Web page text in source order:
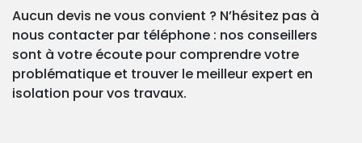
Aucun devis ne vous convient ? N’hésitez pas à
nous contacter par téléphone : nos conseillers
sont à votre écoute pour comprendre votre
problématique et trouver le meilleur expert en
isolation pour vos travaux.